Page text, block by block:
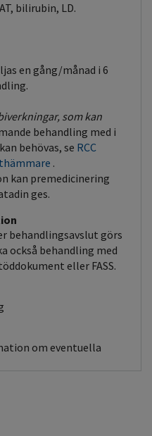
bilirubin, LD.
en gång/månad i 6
som kan
behandling med i
behövas, se RCC
.
kan premedicinering
ges.
behandlingsavslut görs
också behandling med
eller FASS.
om eventuella